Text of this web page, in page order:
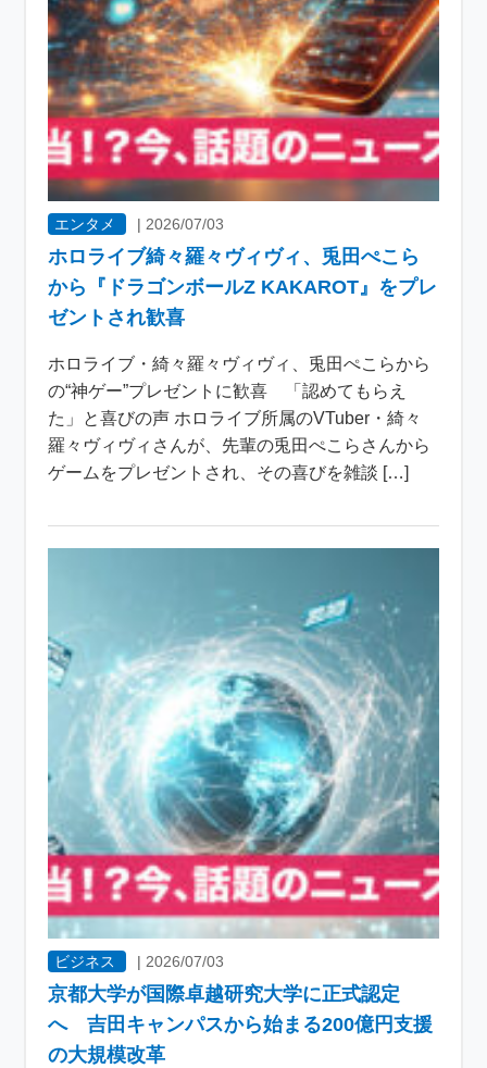
エンタメ | 2026/07/03
ホロライブ綺々羅々ヴィヴィ、兎田ぺこら
から『ドラゴンボールZ KAKAROT』をプレ
ゼントされ歓喜
ホロライブ・綺々羅々ヴィヴィ、兎田ぺこらから
の“神ゲー”プレゼントに歓喜 「認めてもらえ
た」と喜びの声 ホロライブ所属のVTuber・綺々
羅々ヴィヴィさんが、先輩の兎田ぺこらさんから
ゲームをプレゼントされ、その喜びを雑談 […]
ビジネス | 2026/07/03
京都大学が国際卓越研究大学に正式認定
へ 吉田キャンパスから始まる200億円支援
の大規模改革